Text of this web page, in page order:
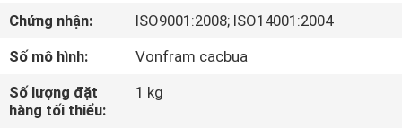
CHÚNG
TÔI
Chứng nhận:
ISO9001:2008; ISO14001:2004
Số mô hình:
Vonfram cacbua
Số lượng đặt
hàng tối thiểu:
1 kg